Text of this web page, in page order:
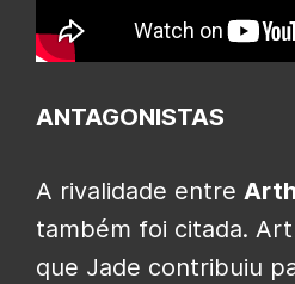
ANTAGONISTAS
A rivalidade entre
também foi citada.
que Jade contribuiu